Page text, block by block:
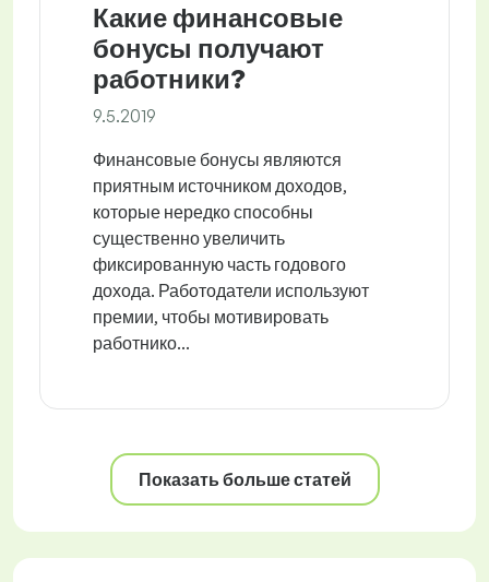
Какие финансовые
бонусы получают
работники?
9.5.2019
Финансовые бонусы являются
приятным источником доходов,
которые нередко способны
существенно увеличить
фиксированную часть годового
дохода. Работодатели используют
премии, чтобы мотивировать
работнико...
Показать больше статей